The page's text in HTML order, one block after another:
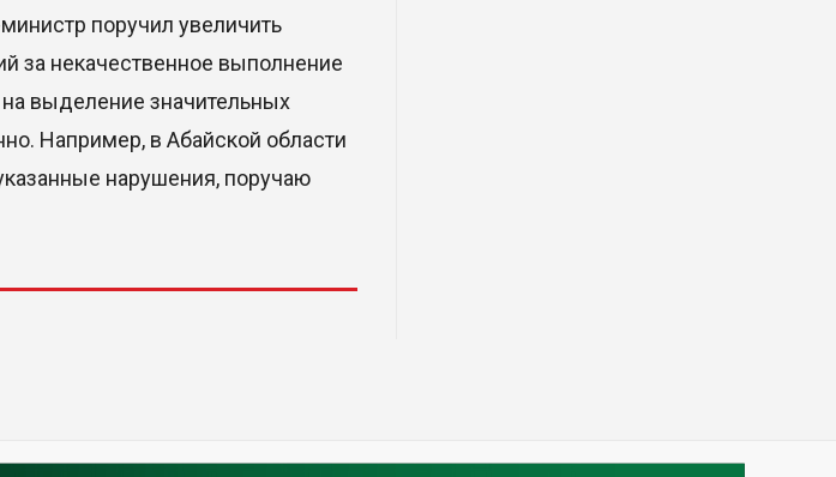
поручил увеличить
за некачественное выполнение
выделение значительных
Например, в Абайской области
нарушения, поручаю
искусственным интеллектом